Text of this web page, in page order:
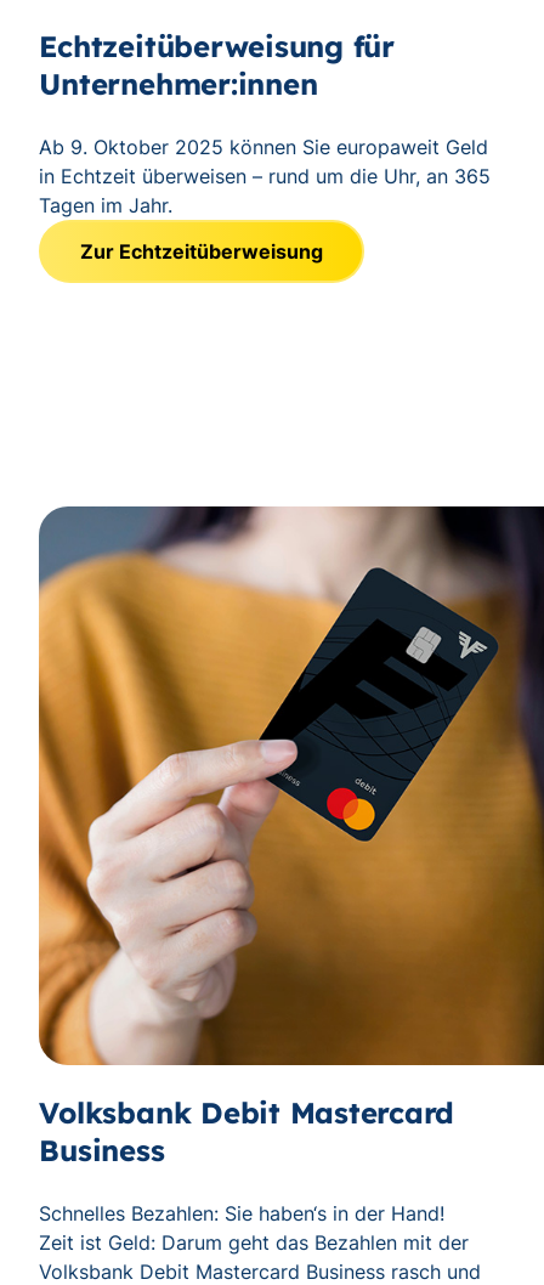
Echtzeitüberweisung für
Unternehmer:innen
Ab 9. Oktober 2025 können Sie europaweit Geld
in Echtzeit überweisen – rund um die Uhr, an 365
Tagen im Jahr.
Zur Echtzeitüberweisung
Volksbank Debit Mastercard
Business
Schnelles Bezahlen: Sie haben‘s in der Hand!
Zeit ist Geld: Darum geht das Bezahlen mit der
Volksbank Debit Mastercard Business rasch und